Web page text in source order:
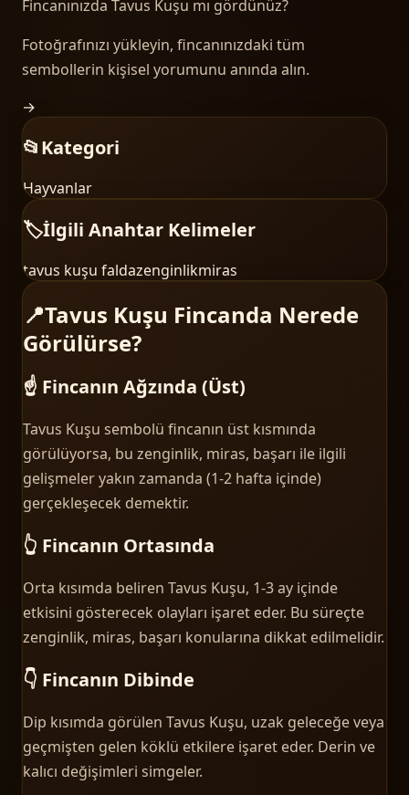
Fincanınızda Tavus Kuşu mı gördünüz?
Fotoğrafınızı yükleyin, fincanınızdaki tüm
sembollerin kişisel yorumunu anında alın.
→
📂Kategori
Hayvanlar
🏷️İlgili Anahtar Kelimeler
tavus kuşu faldazenginlikmiras
📍Tavus Kuşu Fincanda Nerede
Görülürse?
☝️ Fincanın Ağzında (Üst)
Tavus Kuşu sembolü fincanın üst kısmında
görülüyorsa, bu zenginlik, miras, başarı ile ilgili
gelişmeler yakın zamanda (1-2 hafta içinde)
gerçekleşecek demektir.
👆 Fincanın Ortasında
Orta kısımda beliren Tavus Kuşu, 1-3 ay içinde
etkisini gösterecek olayları işaret eder. Bu süreçte
zenginlik, miras, başarı konularına dikkat edilmelidir.
👇 Fincanın Dibinde
Dip kısımda görülen Tavus Kuşu, uzak geleceğe veya
geçmişten gelen köklü etkilere işaret eder. Derin ve
kalıcı değişimleri simgeler.